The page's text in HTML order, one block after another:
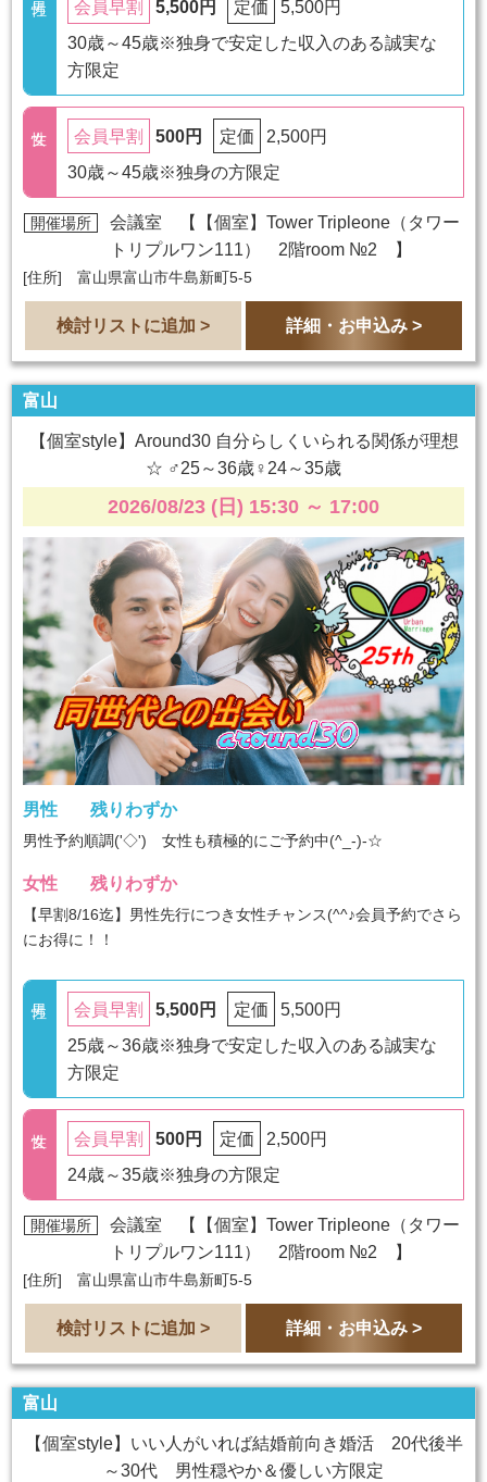
会員早割 5,500円 定価
5,500円
30歳～45歳※独身で安定した収入のある誠実な
方限定
会員早割 500円 定価
2,500円
30歳～45歳※独身の方限定
開催場所 会議室 【
【個室】Tower Tripleone（タワー
トリプルワン111） 2階room №2
】
[住所] 富山県富山市牛島新町5-5
検討リストに追加 > 詳細・お申込み >
富山
【個室style】Around30 自分らしくいられる関係が理想
☆ ♂25～36歳♀24～35歳
2026/08/23 (日) 15:30 ～ 17:00
男性 残りわずか
男性予約順調('◇')ゞ女性も積極的にご予約中(^_-)-☆
女性 残りわずか
【早割8/16迄】男性先行につき女性チャンス(^^♪会員予約でさら
にお得に！！
会員早割 5,500円 定価
5,500円
25歳～36歳※独身で安定した収入のある誠実な
方限定
会員早割 500円 定価
2,500円
24歳～35歳※独身の方限定
開催場所 会議室 【
【個室】Tower Tripleone（タワー
トリプルワン111） 2階room №2
】
[住所] 富山県富山市牛島新町5-5
検討リストに追加 > 詳細・お申込み >
富山
【個室style】いい人がいれば結婚前向き婚活 20代後半
～30代 男性穏やか＆優しい方限定